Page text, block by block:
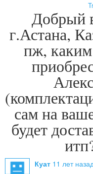
Добрый
г.Астана,
пж,
сам на
будет
Куат 11 лет назад